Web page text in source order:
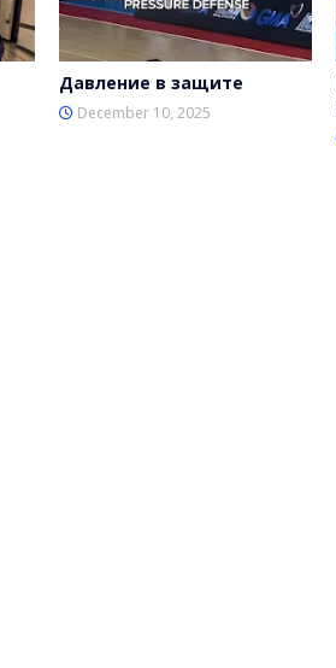
Давление в защите
December 10, 2025